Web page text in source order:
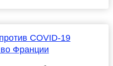
COVID-19
Франции